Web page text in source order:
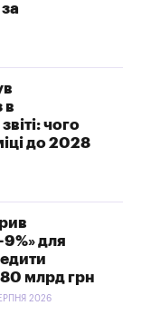
в
чого
до 2028
для
млрд грн
2026